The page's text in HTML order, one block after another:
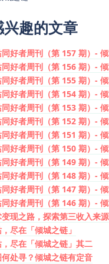
趣的文章
好者周刊（第 157 期）-
好者周刊（第 156 期）-
好者周刊（第 155 期）-
好者周刊（第 154 期）-
好者周刊（第 153 期）-
好者周刊（第 152 期）-
好者周刊（第 151 期）-
好者周刊（第 150 期）-
好者周刊（第 149 期）-
好者周刊（第 148 期）-
好者周刊（第 147 期）-
好者周刊（第 146 期）-
现之路，探索第三收入来源
尽在「倾城之链」
尽在「倾城之链」其二
处寻？倾城之链有定音